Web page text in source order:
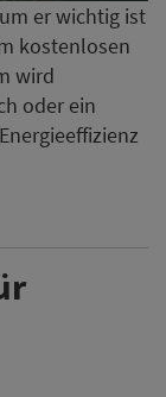
er wichtig ist
kostenlosen
wird
oder ein